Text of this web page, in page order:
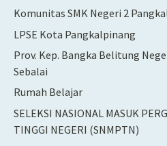
Komunitas SMK Negeri 2
LPSE Kota Pangkalpinang
Prov. Kep. Bangka Belitung
Sebalai
Rumah Belajar
SELEKSI NASIONAL MASUK
TINGGI NEGERI (SNMPTN)